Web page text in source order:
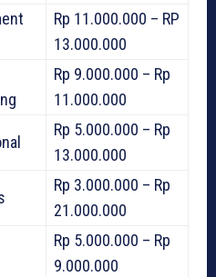
Rp 11.000.000 – RP
13.000.000
Rp 9.000.000 – Rp
11.000.000
Rp 5.000.000 – Rp
13.000.000
Rp 3.000.000 – Rp
21.000.000
Rp 5.000.000 – Rp
9.000.000